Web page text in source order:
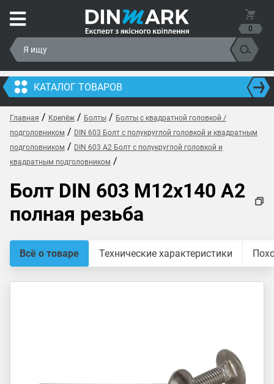
0
КАТАЛОГ ТОВАРОВ
Главная / Крепёж / Болты / Болты с квадратной головкой /
подголовником / DIN 603 Болт с полукруглой головкой и квадратным
подголовником / DIN 603 A2 Болт с полукруглой головкой и
квадратным подголовником /
Болт DIN 603 M12x140 A2
полная резьба
Всё о товаре Технические характеристики